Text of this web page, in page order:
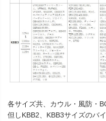
各サイズ共、カウル・風防・
但しKBB2、KBB3サイズのバ